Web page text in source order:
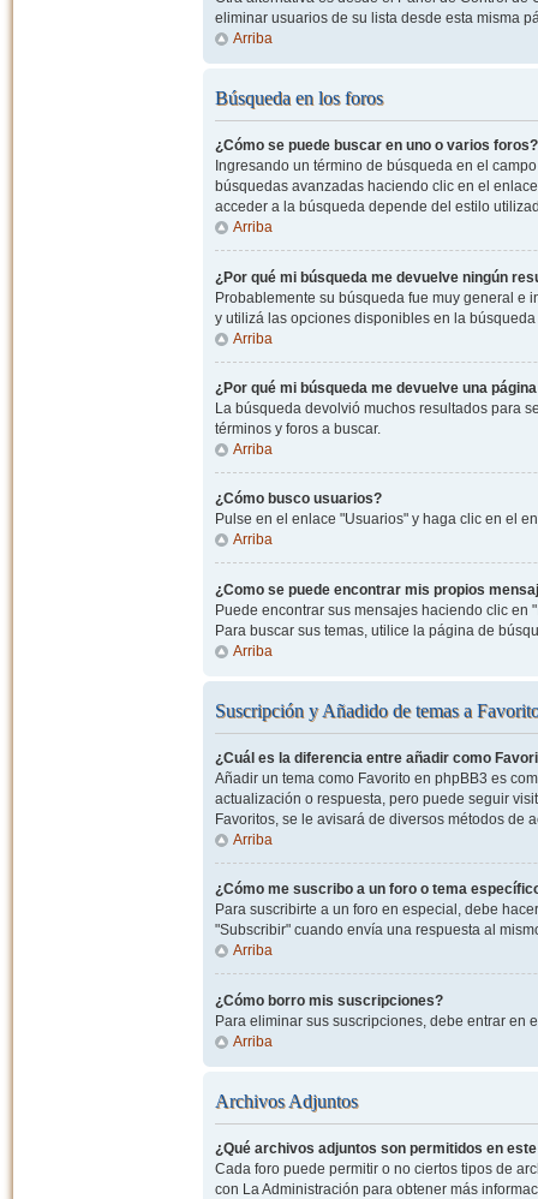
eliminar usuarios de su lista desde esta misma
Arriba
Búsqueda en los foros
¿Cómo se puede buscar en uno o varios foros?
Ingresando un término de búsqueda en el
búsquedas avanzadas haciendo clic en el
acceder a la búsqueda depende del estilo
Arriba
¿Por qué mi búsqueda me devuelve ningún
Probablemente su búsqueda fue muy general e
y utilizá las opciones disponibles en la
Arriba
¿Por qué mi búsqueda me devuelve una
La búsqueda devolvió muchos resultados para
términos y foros a buscar.
Arriba
¿Cómo busco usuarios?
Pulse en el enlace "Usuarios" y haga clic en el
Arriba
¿Como se puede encontrar mis propios
Puede encontrar sus mensajes haciendo clic en
Para buscar sus temas, utilice la página de
Arriba
Suscripción y Añadido de temas a
¿Cuál es la diferencia entre añadir como
Añadir un tema como Favorito en phpBB3 es
actualización o respuesta, pero puede seguir
Favoritos, se le avisará de diversos métodos de
Arriba
¿Cómo me suscribo a un foro o tema
Para suscribirte a un foro en especial, debe
"Subscribir" cuando envía una respuesta al
Arriba
¿Cómo borro mis suscripciones?
Para eliminar sus suscripciones, debe entrar en
Arriba
Archivos Adjuntos
¿Qué archivos adjuntos son permitidos en
Cada foro puede permitir o no ciertos tipos de
con La Administración para obtener más